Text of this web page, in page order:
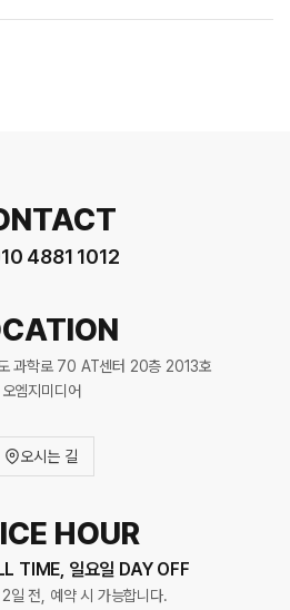
4881 1012
과학로 70 AT센터 20층 2013호
오엠지미디어
오시는 길
HOUR
TIME, 일요일 DAY OFF
일 전, 예약 시 가능합니다.